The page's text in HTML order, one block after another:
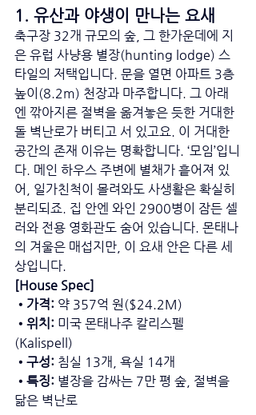
1. 유산과 야생이 만나는 요새
축구장 32개 규모의 숲, 그 한가운데에 지
은 유럽 사냥용 별장(hunting lodge) 스
타일의 저택입니다. 문을 열면 아파트 3층
높이(8.2m) 천장과 마주합니다. 그 아래
엔 깎아지른 절벽을 옮겨놓은 듯한 거대한
돌 벽난로가 버티고 서 있고요. 이 거대한
공간의 존재 이유는 명확합니다. ‘모임’입니
다. 메인 하우스 주변에 별채가 흩어져 있
어, 일가친척이 몰려와도 사생활은 확실히
분리되죠. 집 안엔 와인 2900병이 잠든 셀
러와 전용 영화관도 숨어 있습니다. 몬태나
의 겨울은 매섭지만, 이 요새 안은 다른 세
상입니다.
[House Spec]
•가격: 약 357억 원($24.2M)
•위치: 미국 몬태나주 칼리스펠
(Kalispell)
•구성: 침실 13개, 욕실 14개
•특징: 별장을 감싸는 7만 평 숲, 절벽을
닮은 벽난로